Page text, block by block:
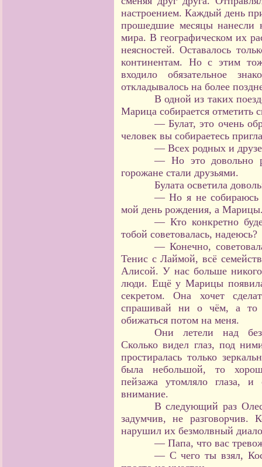
настроением. Каждый день
прошедшие месяцы нанесли
мира. В географическом их
неясностей. Оставалось
континентам. Но с этим
входило обязательное
откладывалось на более
В одной из таких
Марица собирается отметить
— Булат, это очень
человек вы собираетесь
— Всех родных и
— Но это довольно
горожане стали друзьями.
Булата осветила
— Но я не собираюсь
мой день рождения, а
— Кто конкретно
тобой советовалась, надеюсь?
— Конечно,
Тенис с Лаймой, всё
Алисой. У нас больше
люди. Ещё у Марицы
секретом. Она хочет
спрашивай ни о чём, а то
обижаться потом на меня.
Они летели над
Сколько видел глаз, под
простиралась только
была небольшой, то
пейзажа утомляло глаза,
внимание.
В следующий раз
задумчив, не разговорчив.
нарушил их безмолвный
— Папа, что вас
— С чего ты взял,